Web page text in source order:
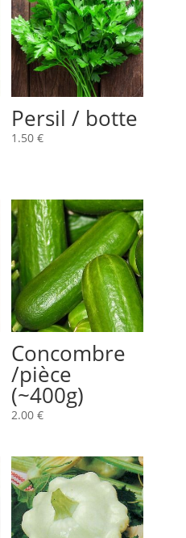
Persil / botte
1.50 €
Concombre
/pièce
(~400g)
2.00 €